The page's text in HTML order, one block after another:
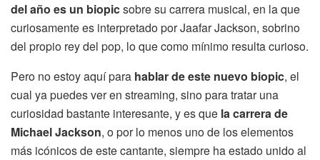
del año es un biopicsobre su carrera musical, en la que
curiosamente es interpretado por Jaafar Jackson, sobrino
del propio rey del pop, lo que como mínimo resulta curioso.
Pero no estoy aquí para hablar de este nuevo biopic, el
cual ya puedes ver en streaming, sino para tratar una
curiosidad bastante interesante, y es que la carrera de
Michael Jackson, o por lo menos uno de los elementos
más icónicos de este cantante, siempre ha estado unido al